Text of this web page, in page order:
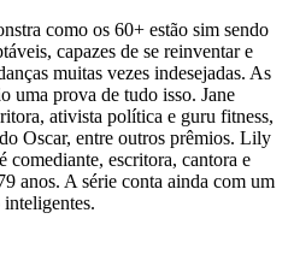
como os 60+ estão sim sendo
capazes de se reinventar e
muitas vezes indesejadas. As
uma prova de tudo isso. Jane
ativista política e guru fitness,
Oscar, entre outros prêmios. Lily
comediante, escritora, cantora e
anos. A série conta ainda com um